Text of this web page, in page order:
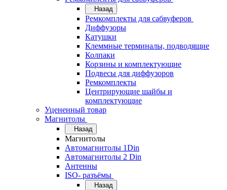
Назад
Ремкомплекты для сабвуферов
Диффузоры
Катушки
Клеммные терминалы, подводящие
Колпаки
Корзины и комплектующие
Подвесы для диффузоров
Ремкомплекты
Центрирующие шайбы и
комплектующие
Уцененный товар
Магнитолы
Назад
Магнитолы
Автомагнитолы 1Din
Автомагнитолы 2 Din
Антенны
ISO- разъёмы
Назад